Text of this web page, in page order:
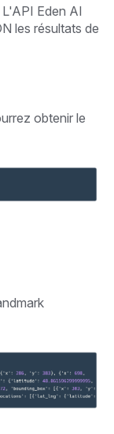
Eden AI
les résultats de
obtenir le